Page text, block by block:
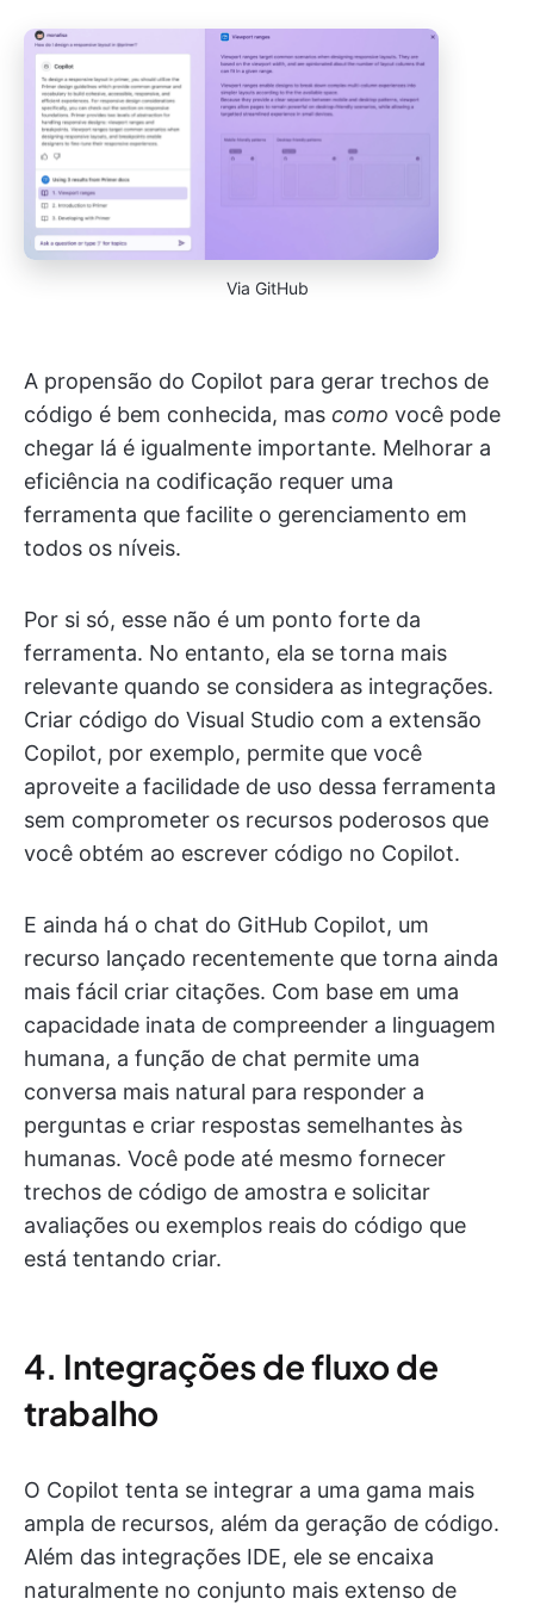
Via GitHub
A propensão do Copilot para gerar trechos de
código é bem conhecida, mas como você pode
chegar lá é igualmente importante. Melhorar a
eficiência na codificação requer uma
ferramenta que facilite o gerenciamento em
todos os níveis.
Por si só, esse não é um ponto forte da
ferramenta. No entanto, ela se torna mais
relevante quando se considera as integrações.
Criar código do Visual Studio com a extensão
Copilot, por exemplo, permite que você
aproveite a facilidade de uso dessa ferramenta
sem comprometer os recursos poderosos que
você obtém ao escrever código no Copilot.
E ainda há o chat do GitHub Copilot, um
recurso lançado recentemente que torna ainda
mais fácil criar citações. Com base em uma
capacidade inata de compreender a linguagem
humana, a função de chat permite uma
conversa mais natural para responder a
perguntas e criar respostas semelhantes às
humanas. Você pode até mesmo fornecer
trechos de código de amostra e solicitar
avaliações ou exemplos reais do código que
está tentando criar.
4. Integrações de fluxo de
trabalho
O Copilot tenta se integrar a uma gama mais
ampla de recursos, além da geração de código.
Além das integrações IDE, ele se encaixa
naturalmente no conjunto mais extenso de